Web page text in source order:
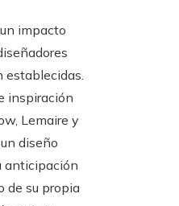
impacto
establecidas.
inspiración
Lemaire y
diseño
anticipación
de su propia